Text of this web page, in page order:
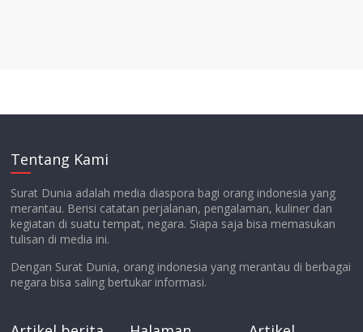
Tentang Kami
Surat Dunia adalah media diaspora bagi orang indonesia yang
merantau. Berisi catatan perjalanan, pengalaman, kuliner dan
kegiatan di suatu tempat, negara. Siapa saja bisa memasukan
tulisan di media ini.
Dengan Surat Dunia, orang indonesia yang merantau di berbagai
negara bisa saling bertukar informasi.